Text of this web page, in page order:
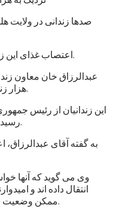
صدها زندانی در ولایت
اعتصاب غذای این زندانیان امروز وارد چهارمین روزش شد.
عبدالرزاق خان معاون
هزار زندانی در این زندان اعتصاب غذایی کردند.
این زندانیان از رئیس
رسیدگی شود و در مجازات شان تخفیف بیاید.
به گفته آقای
وی می گوید که آنها
انتقال داده اند و
ممکن وضعیت بهداشتی شماری از زندانیان خراب شود.